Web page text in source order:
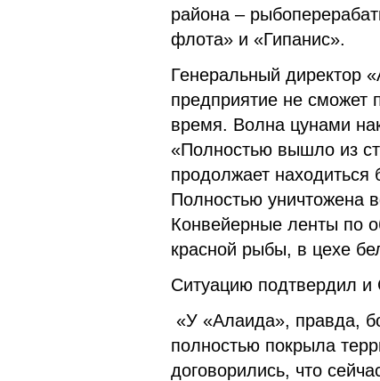
района –
флота» и «Гипанис».
Генеральный директор
предприятие не сможет
время. Волна цунами
«Полностью вышло из
продолжает находиться
Полностью уничтожена
Конвейерные ленты по
красной рыбы, в цехе
Ситуацию подтвердил и
«У «Алаида», правда,
полностью покрыла
договорились, что